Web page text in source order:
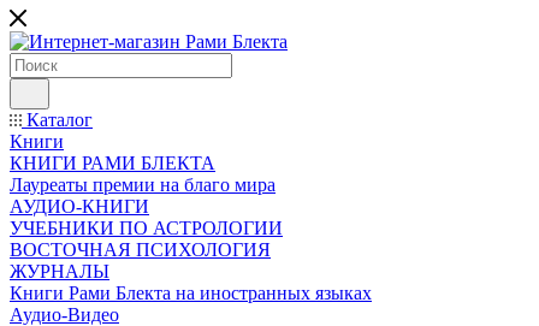
Каталог
Книги
КНИГИ РАМИ БЛЕКТА
Лауреаты премии на благо мира
АУДИО-КНИГИ
УЧЕБНИКИ ПО АСТРОЛОГИИ
ВОСТОЧНАЯ ПСИХОЛОГИЯ
ЖУРНАЛЫ
Книги Рами Блекта на иностранных языках
Аудио-Видео